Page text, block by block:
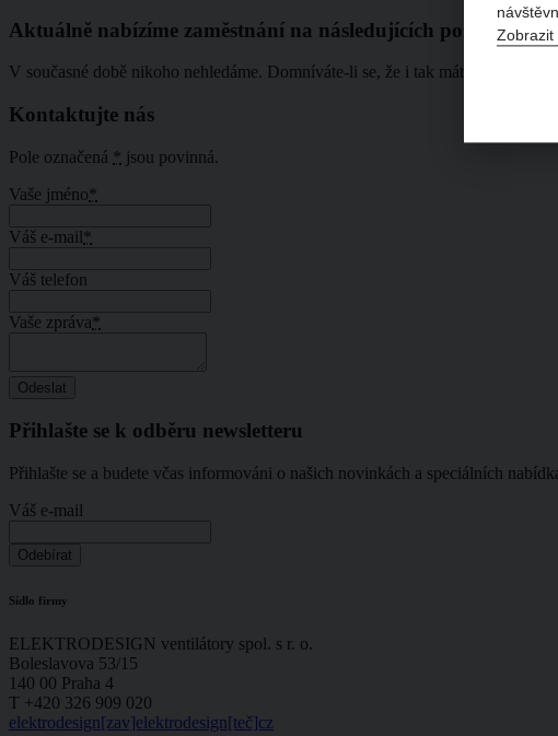
Aktuálně nabízíme zaměstnání na následujících pozicích:
V současné době nikoho nehledáme. Domníváte-li se, že i tak máte co
Kontaktujte nás
Pole označená * jsou povinná.
Vaše jméno*
Váš e-mail*
Váš telefon
Vaše zpráva*
Přihlašte se k odběru newsletteru
Přihlašte se a budete včas informováni o našich novinkách a speciálních
Váš e-mail
Sídlo firmy
ELEKTRODESIGN ventilátory spol. s r. o.
Boleslavova 53/15
140 00 Praha 4
T +420 326 909 020
elektrodesign[zav]elektrodesign[teč]cz
Zobrazit